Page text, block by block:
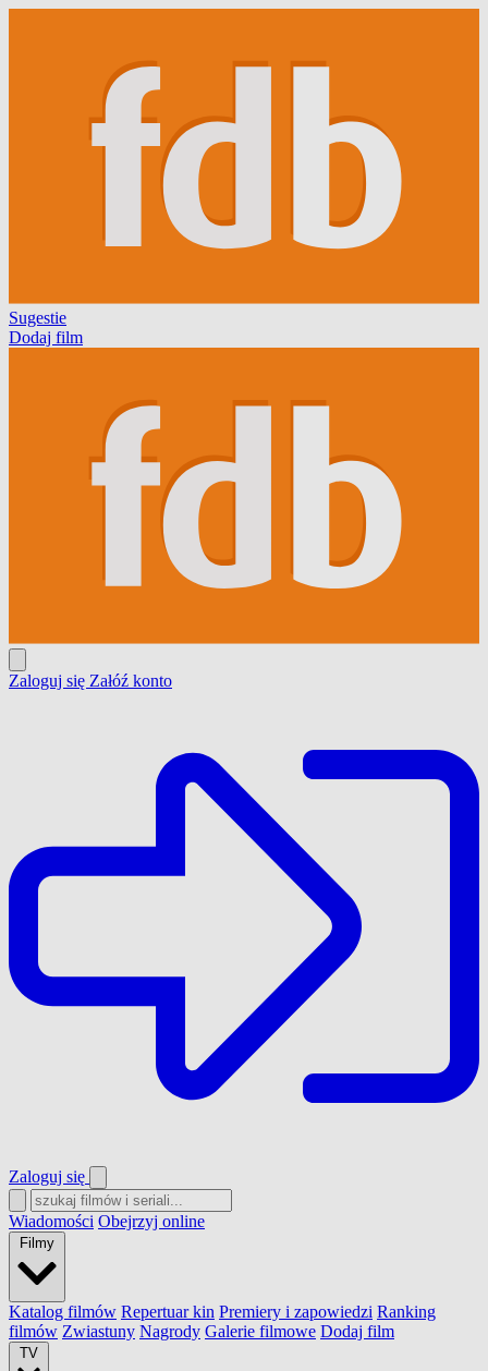
Sugestie
Dodaj film
Zaloguj się Załóź konto
Zaloguj się
Wiadomości Obejrzyj online
Filmy
Katalog filmów Repertuar kin Premiery i zapowiedzi Ranking
filmów Zwiastuny Nagrody Galerie filmowe Dodaj film
TV